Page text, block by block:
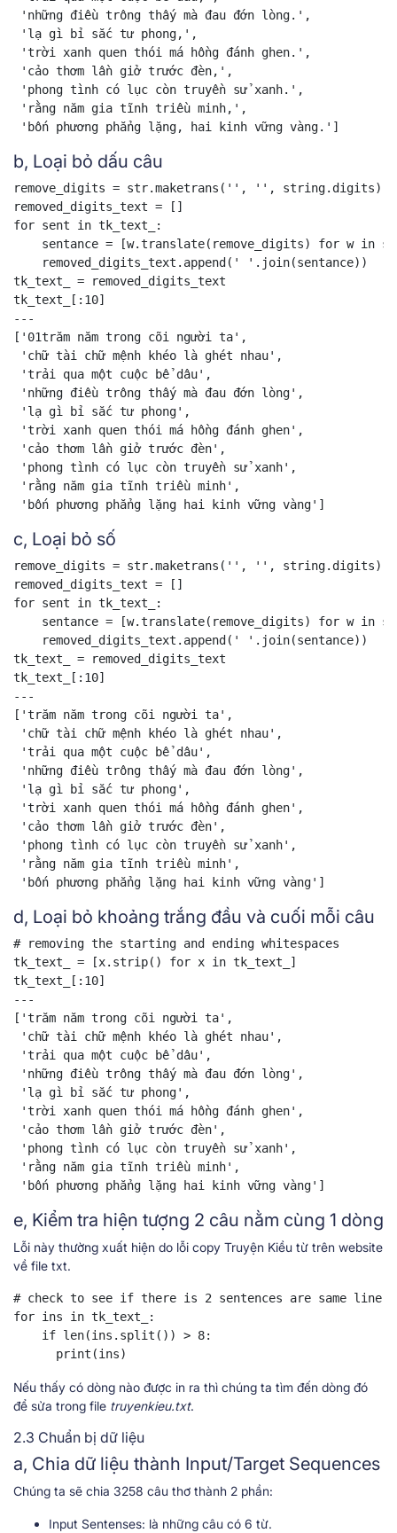
'những điều trông thấy mà đau đớn lòng.',
'lạ gì bỉ sắc tư phong,',
'trời xanh quen thói má hồng đánh ghen.',
'cảo thơm lần giở trước đèn,',
'phong tình có lục còn truyền sử xanh.',
'rằng năm gia tĩnh triều minh,',
'bốn phương phẳng lặng, hai kinh vững vàng.']
b, Loại bỏ dấu câu
remove_digits = str.maketrans('', '', string.digits)
removed_digits_text = []
for sent in tk_text_:
sentance = [w.translate(remove_digits) for w in
    removed_digits_text.append(' '.join(sentance))
tk_text_ = removed_digits_text
tk_text_[:10]
---
['01trăm năm trong cõi người ta',
'chữ tài chữ mệnh khéo là ghét nhau',
'trải qua một cuộc bể dâu',
'những điều trông thấy mà đau đớn lòng',
'lạ gì bỉ sắc tư phong',
'trời xanh quen thói má hồng đánh ghen',
'cảo thơm lần giở trước đèn',
'phong tình có lục còn truyền sử xanh',
'rằng năm gia tĩnh triều minh',
'bốn phương phẳng lặng hai kinh vững vàng']
c, Loại bỏ số
remove_digits = str.maketrans('', '', string.digits)
removed_digits_text = []
for sent in tk_text_:
sentance = [w.translate(remove_digits) for w in
    removed_digits_text.append(' '.join(sentance))
tk_text_ = removed_digits_text
tk_text_[:10]
---
['trăm năm trong cõi người ta',
'chữ tài chữ mệnh khéo là ghét nhau',
'trải qua một cuộc bể dâu',
'những điều trông thấy mà đau đớn lòng',
'lạ gì bỉ sắc tư phong',
'trời xanh quen thói má hồng đánh ghen',
'cảo thơm lần giở trước đèn',
'phong tình có lục còn truyền sử xanh',
'rằng năm gia tĩnh triều minh',
'bốn phương phẳng lặng hai kinh vững vàng']
d, Loại bỏ khoảng trắng đầu và cuối mỗi câu
# removing the starting and ending whitespaces
tk_text_ = [x.strip() for x in tk_text_]
tk_text_[:10]
---
['trăm năm trong cõi người ta',
'chữ tài chữ mệnh khéo là ghét nhau',
'trải qua một cuộc bể dâu',
'những điều trông thấy mà đau đớn lòng',
'lạ gì bỉ sắc tư phong',
'trời xanh quen thói má hồng đánh ghen',
'cảo thơm lần giở trước đèn',
'phong tình có lục còn truyền sử xanh',
'rằng năm gia tĩnh triều minh',
'bốn phương phẳng lặng hai kinh vững vàng']
e, Kiểm tra hiện tượng 2 câu nằm cùng 1 dòng
Lỗi này thường xuất hiện do lỗi copy Truyện Kiều từ trên website
về file txt.
# check to see if there is 2 sentences are same line
for ins in tk_text_:
    if len(ins.split()) > 8:
      print(ins)
Nếu thấy có dòng nào được in ra thì chúng ta tìm đến dòng đó
để sửa trong file truyenkieu.txt.
2.3 Chuẩn bị dữ liệu
a, Chia dữ liệu thành Input/Target Sequences
Chúng ta sẽ chia 3258 câu thơ thành 2 phần:
Input Sentenses: là những câu có 6 từ.